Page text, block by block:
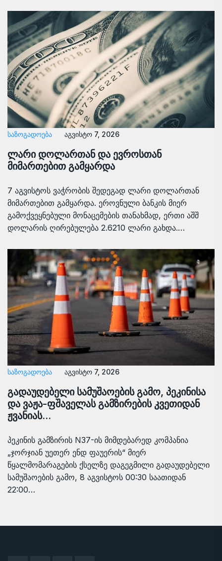
ᲡᲐᲖᲝᲒᲐᲓᲝᲔᲑᲐ აგვისტო 7, 2026
ლარი დოლართან და ევროსთან
მიმართებით გამყარდა
7 აგვისტოს ვაჭრობის შედეგად ლარი დოლართან
მიმართებით გამყარდა. ეროვნული ბანკის მიერ
გამოქვეყნებული მონაცემების თანახმად, ერთი აშშ
დოლარის ღირებულება 2.6210 ლარი გახდა.…
ᲡᲐᲖᲝᲒᲐᲓᲝᲔᲑᲐ აგვისტო 7, 2026
გადაუდებელი სამუშაოების გამო, პეკინისა
და ვაჟა-ფშაველას გამზირების კვეთიდან
ჟვანიას…
პეკინის გამზირის N37-ის მიმდებარედ კომპანია
„ჯორჯიან უეთერ ენდ ფაუერის“ მიერ
წყალმომარაგების ქსელზე დაგეგმილი გადაუდებელი
სამუშაოების გამო, 8 აგვისტოს 00:30 საათიდან
22:00…